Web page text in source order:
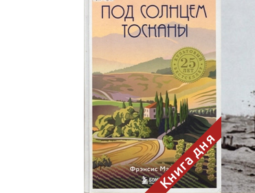
Здесь, в своем
итальянском доме, я вновь
испытала первичную
радость единения с
природой. Дом открыт
для бабочек, стрекоз, пчёл
или всех, кто пожелает
влететь в одно окно и
вылететь из другого. Едим
мы почти всегда во
дворе. Во мне настолько
возродился здравый
смысл моей матери -
умение наслаждаться
настоящим и не спешить, -
что даже нашлось время
отполировать до блеска
оконное стекло.
ЗаказатьКнига дня